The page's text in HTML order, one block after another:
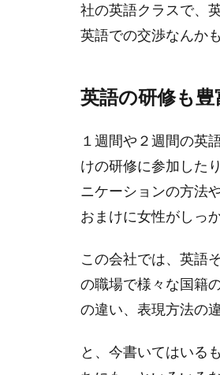
社の英語クラスで、
英語での交渉なんか
英語の研修も豊
１週間や２週間の英
けの研修に参加した
ニケーションの方法
おまけに女性がしっ
この会社では、英語
の職場で様々な国籍
の違い、表現方法の
と、今書いてはいる